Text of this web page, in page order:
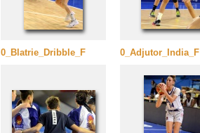
0_Blatrie_Dribble_F 0_Adjutor_India_F